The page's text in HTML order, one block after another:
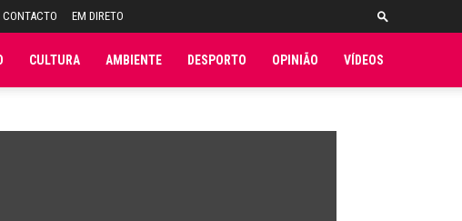
CONTACTO EM DIRETO
CULTURA AMBIENTE DESPORTO OPINIÃO VÍDEOS